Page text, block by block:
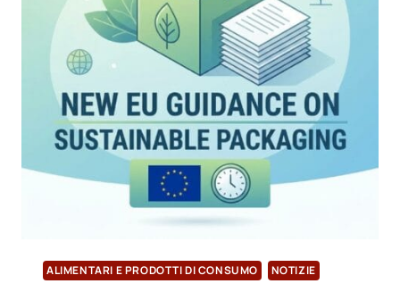
EVENTI
A
ORDU
RIZE
ALIMENTARI E PRODOTTI DI CONSUMO NOTIZIE